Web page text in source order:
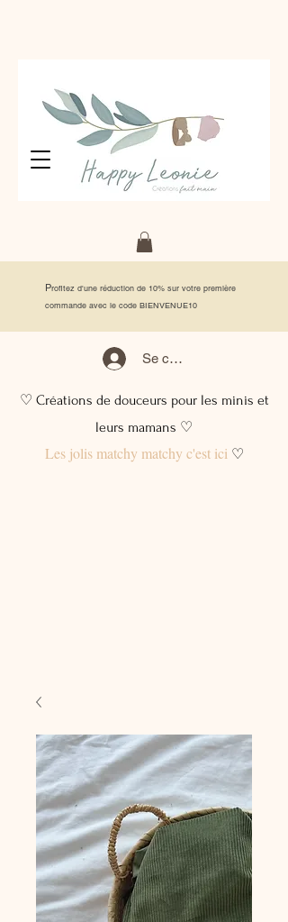
Profitez d'une réduction de 10% sur votre première
commande avec le code BIENVENUE10
Se connecter
♡ Créations de douceurs pour les minis et
leurs mamans ♡
Les jolis matchy matchy c'est ici♡